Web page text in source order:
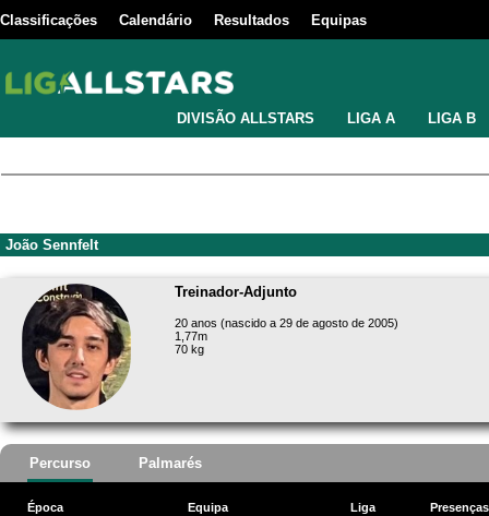
Classificações Calendário Resultados Equipas
DIVISÃO ALLSTARS LIGA A LIGA B
João Sennfelt
Treinador-Adjunto
20 anos (nascido a 29 de agosto de 2005)
1,77m
70 kg
Percurso Palmarés
Época Equipa Liga Presenças